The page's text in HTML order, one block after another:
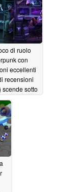
di ruolo
con
eccellenti
recensioni
scende sotto
su Steam
18/2026